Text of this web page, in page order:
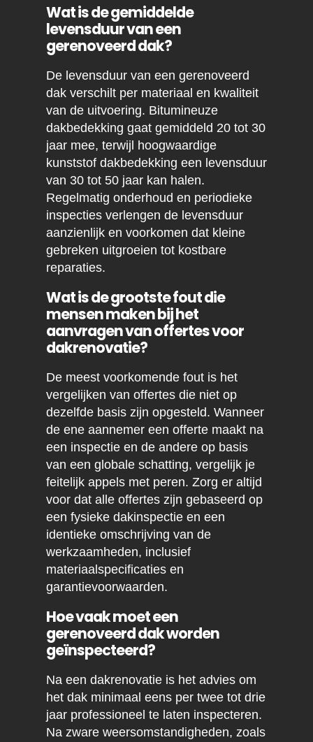
Wat is de gemiddelde
levensduur van een
gerenoveerd dak?
De levensduur van een gerenoveerd
dak verschilt per materiaal en kwaliteit
van de uitvoering. Bitumineuze
dakbedekking gaat gemiddeld 20 tot 30
jaar mee, terwijl hoogwaardige
kunststof dakbedekking een levensduur
van 30 tot 50 jaar kan halen.
Regelmatig onderhoud en periodieke
inspecties verlengen de levensduur
aanzienlijk en voorkomen dat kleine
gebreken uitgroeien tot kostbare
reparaties.
Wat is de grootste fout die
mensen maken bij het
aanvragen van offertes voor
dakrenovatie?
De meest voorkomende fout is het
vergelijken van offertes die niet op
dezelfde basis zijn opgesteld. Wanneer
de ene aannemer een offerte maakt na
een inspectie en de andere op basis
van een globale schatting, vergelijk je
feitelijk appels met peren. Zorg er altijd
voor dat alle offertes zijn gebaseerd op
een fysieke dakinspectie en een
identieke omschrijving van de
werkzaamheden, inclusief
materiaalspecificaties en
garantievoorwaarden.
Hoe vaak moet een
gerenoveerd dak worden
geïnspecteerd?
Na een dakrenovatie is het advies om
het dak minimaal eens per twee tot drie
jaar professioneel te laten inspecteren.
Na zware weersomstandigheden, zoals